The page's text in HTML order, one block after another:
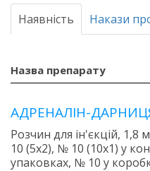
Наявність Накази
Назва препарату
АДРЕНАЛІН-
Розчин для ін'єкцій,
10 (5х2), № 10 (10х1) у
упаковках, № 10 у